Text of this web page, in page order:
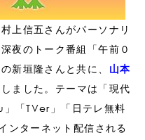
上信五さんがパーソナリ
夜のトーク番組「午前０
新垣隆さんと共に、
山本
しました。テーマは「現代
「TVer」「日テレ無料
ンターネット配信される